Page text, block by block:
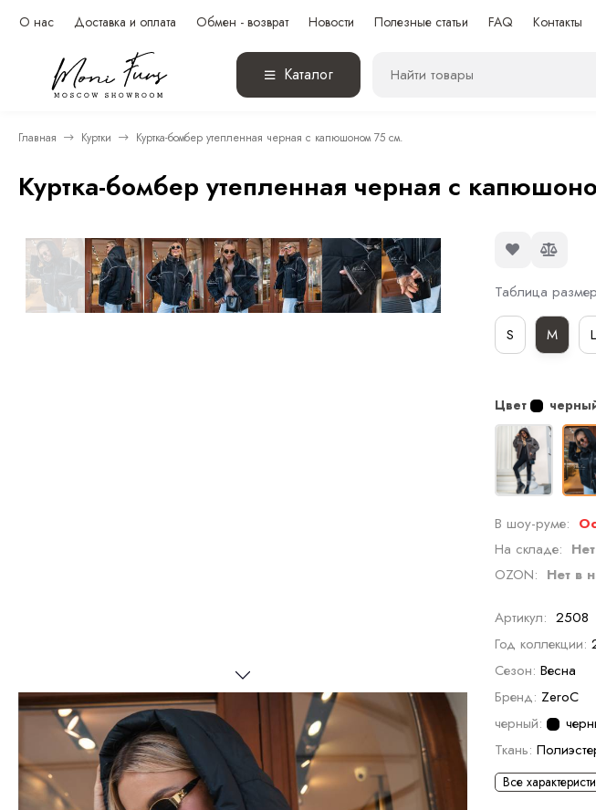
О нас Доставка и оплата Обмен - возврат Новости Полезные статьи FAQ Контакты
Каталог
Главная Куртки Куртка-бомбер утепленная черная с капюшоном 75 см.
Куртка-бомбер утепленная черная с
Таблица
S M L
Цвет
В шоу-руме:
На складе:
OZON: Нет в
Артикул: 2508
Год коллекции:
Сезон: Весна
Бренд: ZeroC
черный:
Ткань:
Все